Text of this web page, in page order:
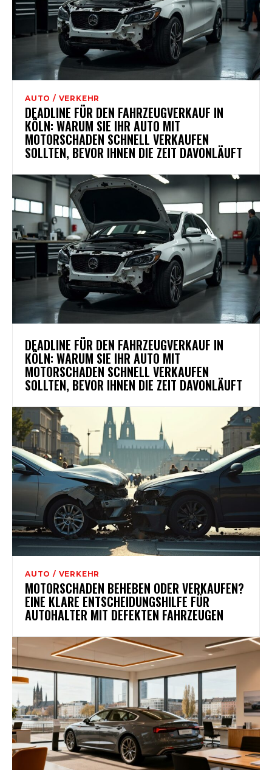
AUTO / VERKEHR
DEADLINE FÜR DEN FAHRZEUGVERKAUF IN
KÖLN: WARUM SIE IHR AUTO MIT
MOTORSCHADEN SCHNELL VERKAUFEN
SOLLTEN, BEVOR IHNEN DIE ZEIT DAVONLÄUFT
DEADLINE FÜR DEN FAHRZEUGVERKAUF IN
KÖLN: WARUM SIE IHR AUTO MIT
MOTORSCHADEN SCHNELL VERKAUFEN
SOLLTEN, BEVOR IHNEN DIE ZEIT DAVONLÄUFT
AUTO / VERKEHR
MOTORSCHADEN BEHEBEN ODER VERKAUFEN?
EINE KLARE ENTSCHEIDUNGSHILFE FÜR
AUTOHALTER MIT DEFEKTEN FAHRZEUGEN